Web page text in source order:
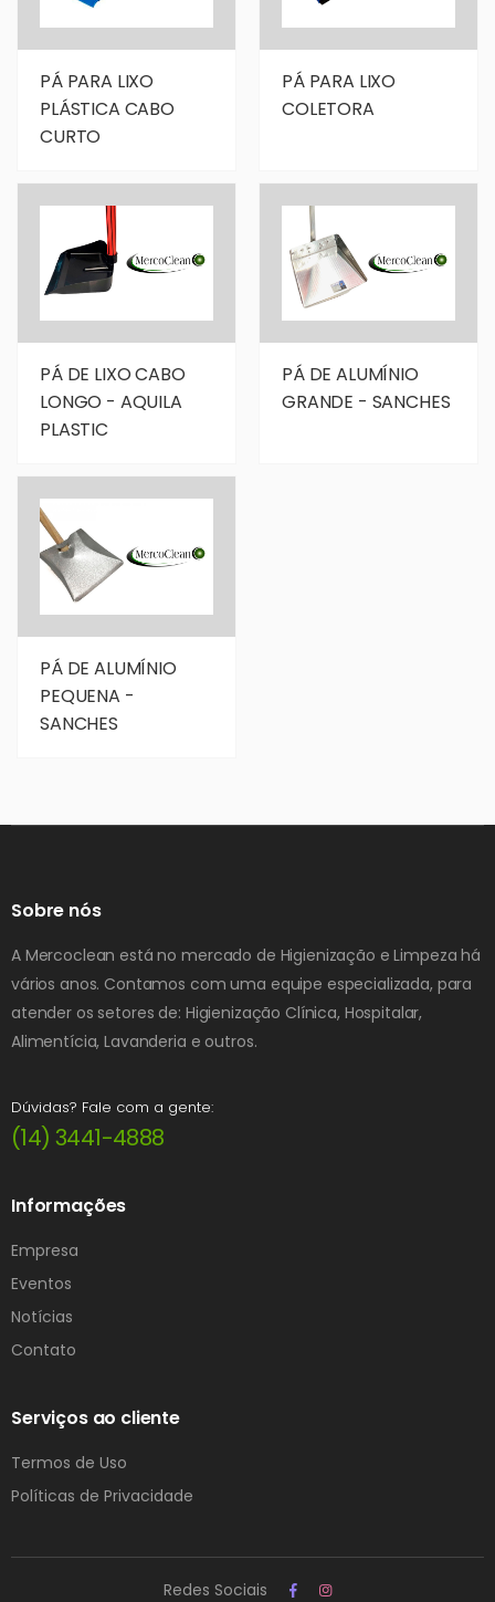
PÁ PARA LIXO
PLÁSTICA CABO
CURTO
PÁ PARA LIXO
COLETORA
PÁ DE LIXO CABO
LONGO - AQUILA
PLASTIC
PÁ DE ALUMÍNIO
GRANDE - SANCHES
PÁ DE ALUMÍNIO
PEQUENA -
SANCHES
Sobre nós
A Mercoclean está no mercado de Higienização e Limpeza há
vários anos. Contamos com uma equipe especializada, para
atender os setores de: Higienização Clínica, Hospitalar,
Alimentícia, Lavanderia e outros.
Dúvidas? Fale com a gente:
(14) 3441-4888
Informações
Empresa
Eventos
Notícias
Contato
Serviços ao cliente
Termos de Uso
Políticas de Privacidade
Redes Sociais